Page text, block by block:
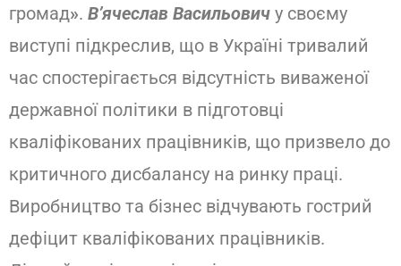
громад». В’ячеслав Васильович у своєму
виступі підкреслив, що в Україні тривалий
час спостерігається відсутність виваженої
державної політики в підготовці
кваліфікованих працівників, що призвело до
критичного дисбалансу на ринку праці.
Виробництво та бізнес відчувають гострий
дефіцит кваліфікованих працівників.